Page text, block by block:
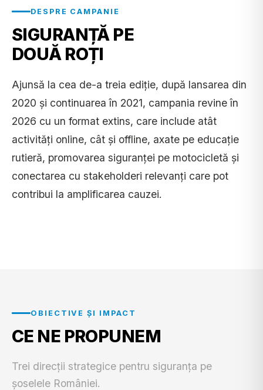
DESPRE CAMPANIE
SIGURANȚĂ PE
DOUĂ ROȚI
Ajunsă la cea de-a treia ediție, după lansarea din
2020 și continuarea în 2021, campania revine în
2026 cu un format extins, care include atât
activități online, cât și offline, axate pe educație
rutieră, promovarea siguranței pe motocicletă și
conectarea cu stakeholderi relevanți care pot
contribui la amplificarea cauzei.
OBIECTIVE ȘI IMPACT
CE NE PROPUNEM
Trei direcții strategice pentru siguranța pe
șoselele României.